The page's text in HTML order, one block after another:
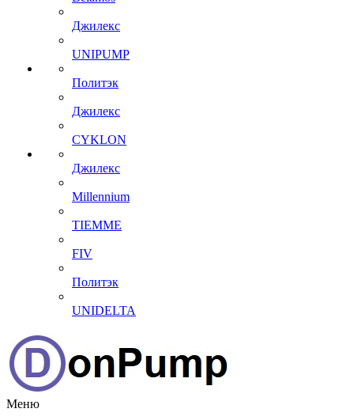
Джилекс
UNIPUMP
Политэк
Джилекс
CYKLON
Джилекс
Millennium
TIEMME
FIV
Политэк
UNIDELTA
Меню